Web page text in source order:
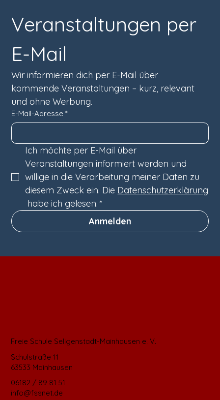
Veranstaltungen per
E-Mail
Wir informieren dich per E-Mail über
kommende Veranstaltungen – kurz, relevant
und ohne Werbung.
E-Mail-Adresse *
Ich möchte per E-Mail über
Veranstaltungen informiert werden und
willige in die Verarbeitung meiner Daten zu
diesem Zweck ein. Die Datenschutzerklärung
habe ich gelesen. *
Anmelden
Freie Schule Seligenstadt-Mainhausen e. V.
Schulstraße 11
63533 Mainhausen
06182 / 89 81 51
info@fssnet.de